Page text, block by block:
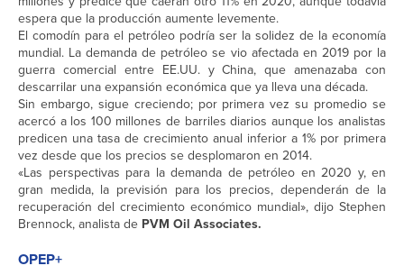
espera que la producción aumente levemente.
El comodín para el petróleo podría ser la solidez de la economía
mundial. La demanda de petróleo se vio afectada en 2019 por la
guerra comercial entre EE.UU. y China, que amenazaba con
descarrilar una expansión económica que ya lleva una década.
Sin embargo, sigue creciendo; por primera vez su promedio se
acercó a los 100 millones de barriles diarios aunque los analistas
predicen una tasa de crecimiento anual inferior a 1% por primera
vez desde que los precios se desplomaron en 2014.
«Las perspectivas para la demanda de petróleo en 2020 y, en
gran medida, la previsión para los precios, dependerán de la
recuperación del crecimiento económico mundial», dijo Stephen
Brennock, analista de PVM Oil Associates.
OPEP+